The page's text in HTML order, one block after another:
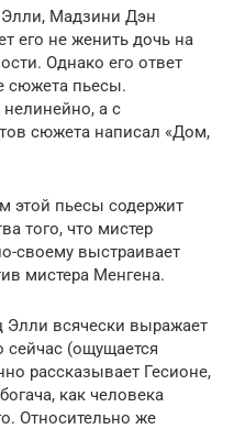
Элли, Мадзини Дэн
его не женить дочь на
Однако его ответ
сюжета пьесы.
а с
сюжета написал «Дом,
этой пьесы содержит
того, что мистер
своему выстраивает
мистера Менгена.
всячески выражает
сейчас (ощущается
рассказывает Гесионе,
как человека
Относительно же